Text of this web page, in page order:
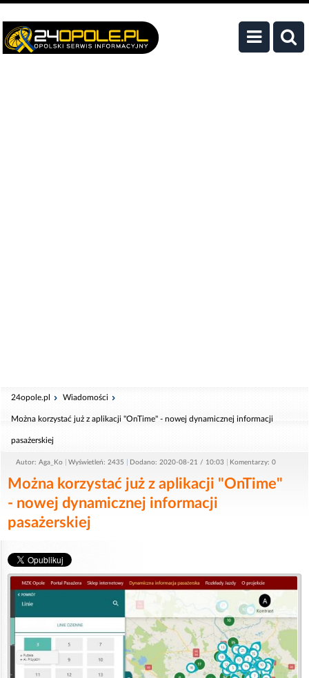
24opole.pl Wiadomości
Można korzystać już z aplikacji "OnTime" - nowej dynamicznej informacji
pasażerskiej
Autor: Aga_Ko Wyświetleń: 2435 Dodano: 2020-08-21 / 10:03 Komentarzy: 0
Można korzystać już z aplikacji "OnTime"
- nowej dynamicznej informacji
pasażerskiej